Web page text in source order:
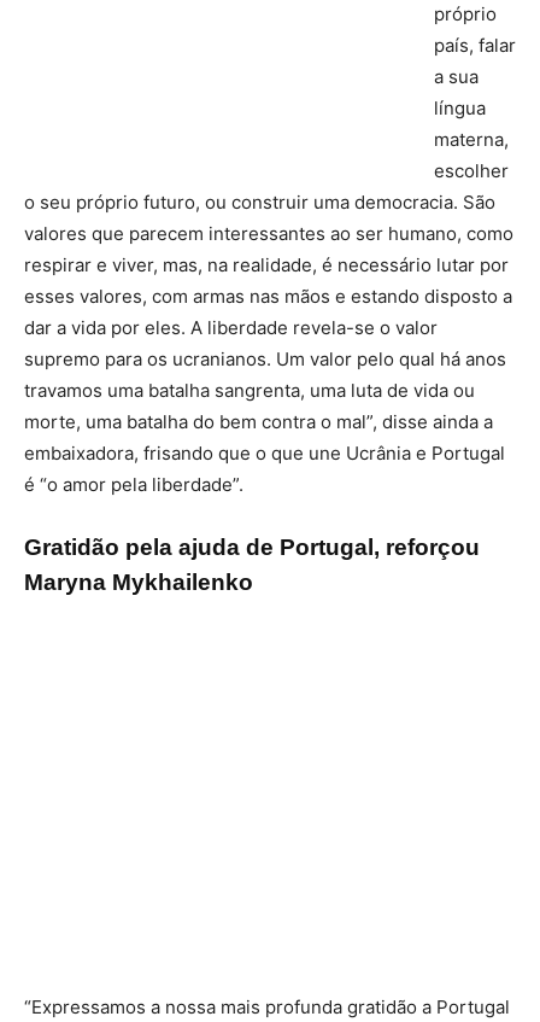
próprio
país, falar
a sua
língua
materna,
escolher
o seu próprio futuro, ou construir uma democracia. São
valores que parecem interessantes ao ser humano, como
respirar e viver, mas, na realidade, é necessário lutar por
esses valores, com armas nas mãos e estando disposto a
dar a vida por eles. A liberdade revela-se o valor
supremo para os ucranianos. Um valor pelo qual há anos
travamos uma batalha sangrenta, uma luta de vida ou
morte, uma batalha do bem contra o mal”, disse ainda a
embaixadora, frisando que o que une Ucrânia e Portugal
é “o amor pela liberdade”.
Gratidão pela ajuda de Portugal, reforçou
Maryna Mykhailenko
“Expressamos a nossa mais profunda gratidão a Portugal